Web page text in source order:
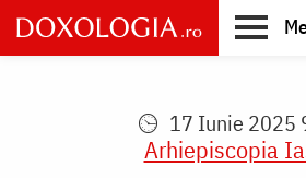
Skip
to
main
17 Iunie 2025
Arhiepiscopia